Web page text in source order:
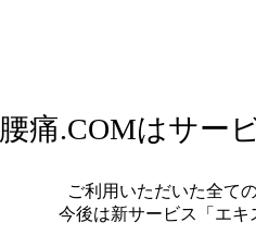
腰痛.COMはサー
ご利用いただいた全て
今後は新サービス「エ